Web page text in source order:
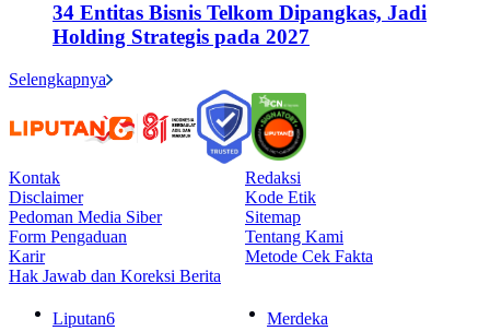
34 Entitas Bisnis Telkom Dipangkas, Jadi
Holding Strategis pada 2027
Selengkapnya
Kontak
Redaksi
Disclaimer
Kode Etik
Pedoman Media Siber
Sitemap
Form Pengaduan
Tentang Kami
Karir
Metode Cek Fakta
Hak Jawab dan Koreksi Berita
Liputan6 Merdeka